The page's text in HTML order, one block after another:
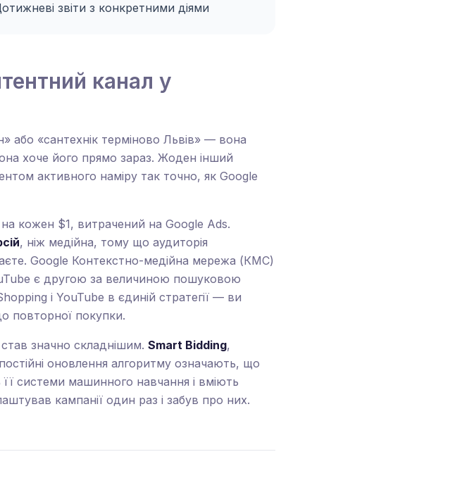
звіти з конкретними діями
канал у
або «сантехнік терміново Львів» — вона
хоче його прямо зараз. Жоден інший
активного наміру так точно, як Google
кожен $1, витрачений на Google Ads.
, ніж медійна, тому що аудиторія
Google Контекстно-медійна мережа (КМС)
є другою за величиною пошуковою
і YouTube в єдиній стратегії — ви
повторної покупки.
значно складнішим. Smart Bidding,
оновлення алгоритму означають, що
системи машинного навчання і вміють
кампанії один раз і забув про них.